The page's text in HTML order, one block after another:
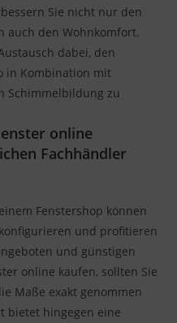
Sie nicht nur den
auch den Wohnkomfort.
dabei, den
in Kombination mit
Schimmelbildung zu
online
Fachhändler
Fenstershop können
und profitieren
und günstigen
online kaufen, sollten Sie
Maße exakt genommen
bietet hingegen eine